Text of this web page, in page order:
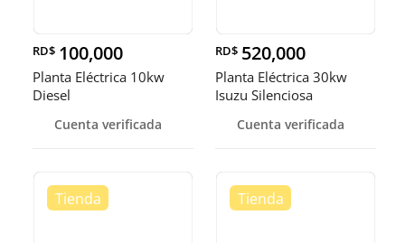
RD$ 100,000
Planta Eléctrica 10kw
Diesel
Cuenta verificada
RD$ 520,000
Planta Eléctrica 30kw
Isuzu Silenciosa
Cuenta verificada